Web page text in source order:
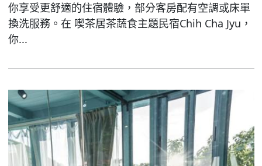
你享受更舒適的住宿體驗，部分客房配有空調或床單
換洗服務。在 喫茶居茶蔬食主題民宿Chih Cha Jyu，
你...